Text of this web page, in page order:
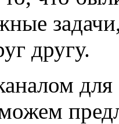
другу.